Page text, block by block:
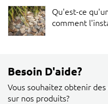
Qu'est-ce
comment
Besoin D'aide?
Vous souhaitez obtenir
sur nos produits?